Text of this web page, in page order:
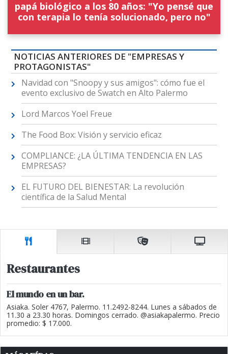
papá biológico a los 80 años: "Yo pensé que
con terapia lo tenía solucionado, pero no"
NOTICIAS ANTERIORES DE "EMPRESAS Y
PROTAGONISTAS"
Navidad con "Snoopy y sus amigos": cómo fue el
evento exclusivo de Swatch en Alto Palermo
Lord Marcos Yoel Freue
The Food Box: Visión y servicio eficaz
COMPLIANCE: ¿LA ÚLTIMA TENDENCIA EN LAS
EMPRESAS?
EL FUTURO DEL BIENESTAR: La revolución
científica de la Salud Mental
Restaurantes
El mundo en un bar.
Asiaka. Soler 4767, Palermo. 11.2492-8244. Lunes a sábados de
11.30 a 23.30 horas. Domingos cerrado. @asiakapalermo. Precio
promedio: $ 17.000.